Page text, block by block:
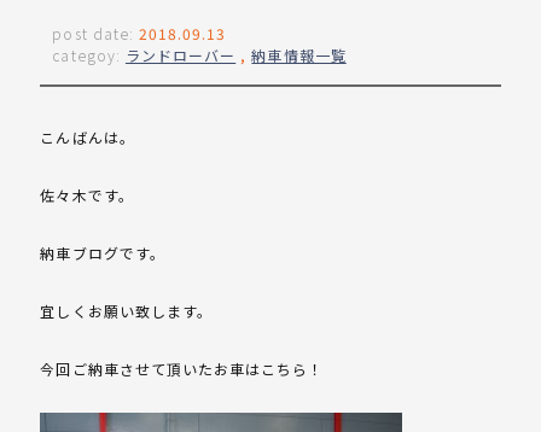
post date: 2018.09.13
categoy: ランドローバー ,納車情報一覧
こんばんは。
佐々木です。
納車ブログです。
宜しくお願い致します。
今回ご納車させて頂いたお車はこちら！